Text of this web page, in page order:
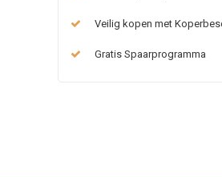
Veilig kopen met
Gratis Spaarprogramma